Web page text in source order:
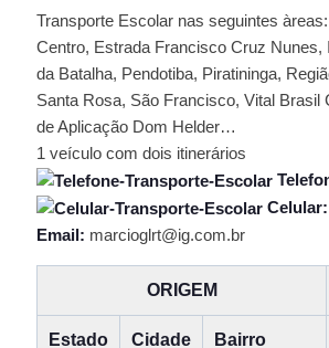
Transporte Escolar nas seguintes
Centro, Estrada Francisco Cruz Nunes,
da Batalha, Pendotiba, Piratininga,
Santa Rosa, São Francisco, Vital Brasil
de Aplicação Dom Helder…
1 veículo com dois itinerários
Email: marcioglrt@ig.com.br
ORIGEM
Estado Cidade Bairro